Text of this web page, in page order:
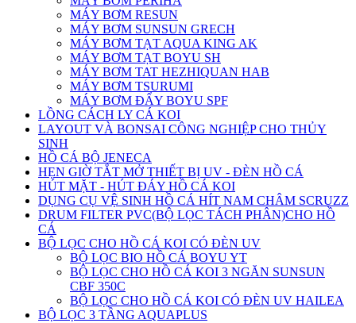
MÁY BƠM RESUN
MÁY BƠM SUNSUN GRECH
MÁY BƠM TẠT AQUA KING AK
MÁY BƠM TẠT BOYU SH
MÁY BƠM TAT HEZHIQUAN HAB
MÁY BƠM TSURUMI
MÁY BƠM ĐẨY BOYU SPF
LỒNG CÁCH LY CÁ KOI
LAYOUT VÀ BONSAI CÔNG NGHIỆP CHO THỦY
SINH
HỒ CÁ BỘ JENECA
HẸN GIỜ TẮT MỞ THIẾT BỊ UV - ĐÈN HỒ CÁ
HÚT MẶT - HÚT ĐÁY HỒ CÁ KOI
DỤNG CỤ VỆ SINH HỒ CÁ HÍT NAM CHÂM SCRUZZ
DRUM FILTER PVC(BỘ LỌC TÁCH PHÂN)CHO HỒ
CÁ
BỘ LỌC CHO HỒ CÁ KOI CÓ ĐÈN UV
BỘ LỌC BIO HỒ CÁ BOYU YT
BỘ LỌC CHO HỒ CÁ KOI 3 NGĂN SUNSUN
CBF 350C
BỘ LỌC CHO HỒ CÁ KOI CÓ ĐÈN UV HAILEA
BỘ LỌC 3 TẦNG AQUAPLUS